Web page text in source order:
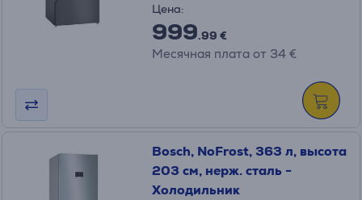
Цена:
999.99 €
Месячная плата от 34 €
Bosch, NoFrost, 363 л, высота
203 см, нерж. сталь -
Холодильник